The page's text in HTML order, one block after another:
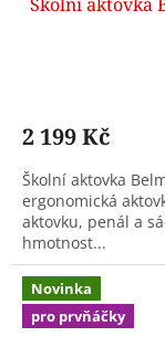
2 199 Kč
Školní aktovka
ergonomická
aktovku, penál a
hmotnost...
Novinka
pro prvňáčky